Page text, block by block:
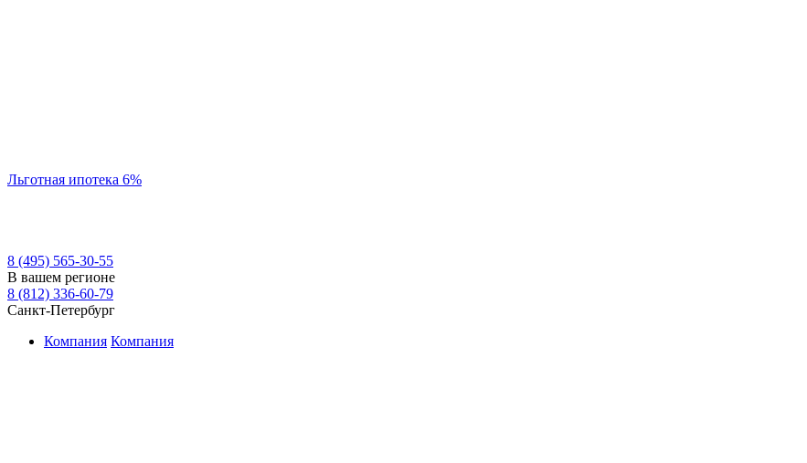
Льготная ипотека 6%
8 (495) 565-30-55
В вашем регионе
8 (812) 336-60-79
Санкт-Петербург
Компания Компания